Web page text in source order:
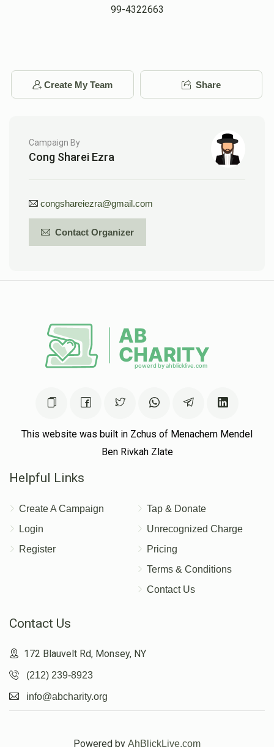
99-4322663
Create My Team Share
Campaign By
Cong Sharei Ezra
congshareiezra@gmail.com
Contact Organizer
This website was built in Zchus of Menachem Mendel
Ben Rivkah Zlate
Helpful Links
Create A Campaign
Login
Register
Tap & Donate
Unrecognized Charge
Pricing
Terms & Conditions
Contact Us
Contact Us
172 Blauvelt Rd, Monsey, NY
(212) 239-8923
info@abcharity.org
Powered by AhBlickLive.com